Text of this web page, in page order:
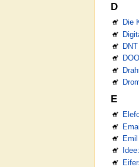
D
Die
DNT
E
Emil